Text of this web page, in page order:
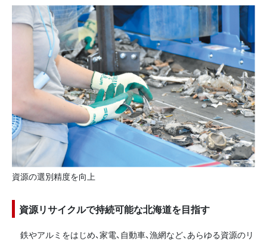
資源の選別精度を向上
資源リサイクルで持続可能な北海道を目指す
鉄やアルミをはじめ、家電、自動車、漁網など、あらゆる資源のリ